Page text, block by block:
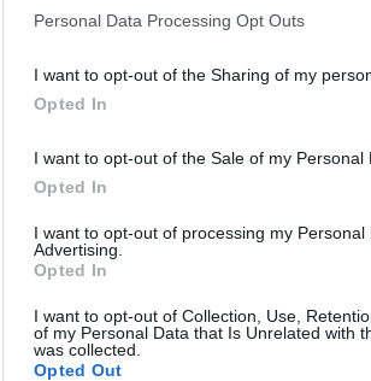
Personal Data Processing Opt Outs
I want to opt-out of the Sharing of my
Opted In
I want to opt-out of the Sale of my Personal
Opted In
I want to opt-out of processing my Personal
Advertising.
Opted In
I want to opt-out of Collection, Use,
of my Personal Data that Is Unrelated with
was collected.
Opted Out